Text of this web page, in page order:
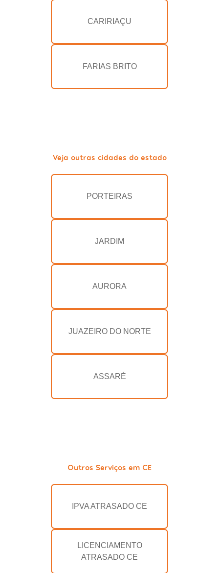
CARIRIAÇU
FARIAS BRITO
Veja outras cidades do estado
PORTEIRAS
JARDIM
AURORA
JUAZEIRO DO NORTE
ASSARÉ
Outros Serviços em CE
IPVA ATRASADO CE
LICENCIAMENTO
ATRASADO CE